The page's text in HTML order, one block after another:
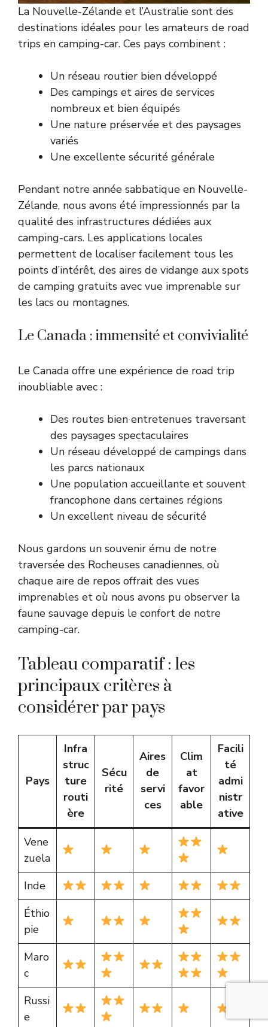
La Nouvelle-Zélande et l’Australie sont des
destinations idéales pour les amateurs de road
trips en camping-car. Ces pays combinent :
Un réseau routier bien développé
Des campings et aires de services
nombreux et bien équipés
Une nature préservée et des paysages
variés
Une excellente sécurité générale
Pendant notre année sabbatique en Nouvelle-
Zélande, nous avons été impressionnés par la
qualité des infrastructures dédiées aux
camping-cars. Les applications locales
permettent de localiser facilement tous les
points d’intérêt, des aires de vidange aux spots
de camping gratuits avec vue imprenable sur
les lacs ou montagnes.
Le Canada : immensité et convivialité
Le Canada offre une expérience de road trip
inoubliable avec :
Des routes bien entretenues traversant
des paysages spectaculaires
Un réseau développé de campings dans
les parcs nationaux
Une population accueillante et souvent
francophone dans certaines régions
Un excellent niveau de sécurité
Nous gardons un souvenir ému de notre
traversée des Rocheuses canadiennes, où
chaque aire de repos offrait des vues
imprenables et où nous avons pu observer la
faune sauvage depuis le confort de notre
camping-car.
Tableau comparatif : les
principaux critères à
considérer par pays
Pays
Infra
struc
ture
routi
ère
Sécu
rité
Aires
de
servi
ces
Clim
at
favor
able
Facili
té
admi
nistr
ative
Vene
zuela
Inde
Éthio
pie
Maro
c
Russi
e